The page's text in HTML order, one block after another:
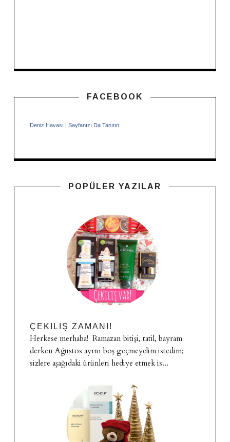
FACEBOOK
Deniz Havası | Sayfanızı Da Tanıtın
POPÜLER YAZILAR
ÇEKILIŞ ZAMANI!
Herkese merhaba! Ramazan bitişi, tatil, bayram
derken Ağustos ayını boş geçmeyelim istedim;
sizlere aşağıdaki ürünleri hediye etmek is...